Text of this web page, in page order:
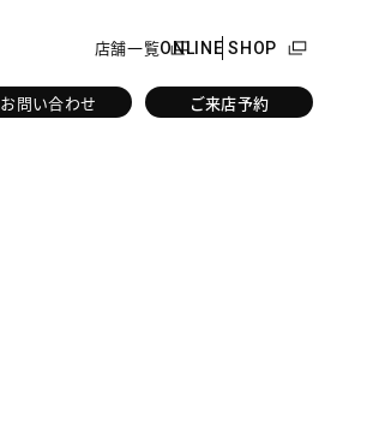
店舗一覧ONLINE SHOP
お問い合わせ ご来店予約